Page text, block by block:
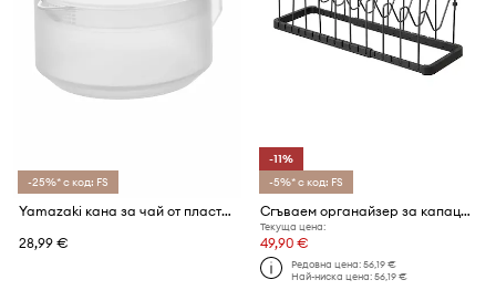
-25%* с код: FS
Yamazaki кана за чай от пластмаса 13,2 x 17,6 x 7,9 cm
28,99 €
-11%
-5%* с код: FS
Сгъваем органайзер за капаци и тигани Yamazaki Tower 45-82 x 20 x 17,5 cm
Текуща цена:
49,90 €
Редовна цена:56,19 €
Най-ниска цена:56,19 €